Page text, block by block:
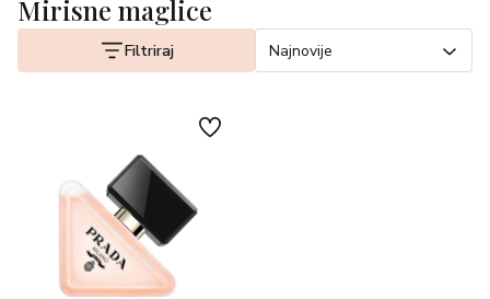
Mirisne maglice
Filtriraj Najnovije